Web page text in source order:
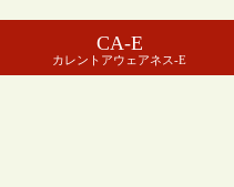
CA-E
カレントアウェアネス-E